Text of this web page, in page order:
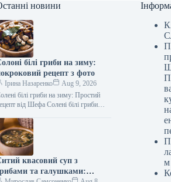
новини
білі гриби на зиму:
рецепт з фото
Ірина Назаренко
Aug 9, 2026
білі гриби на зиму: Простий
від Шефа Солені білі гриби
зиму —…
квасовий суп з
та галушками:
м